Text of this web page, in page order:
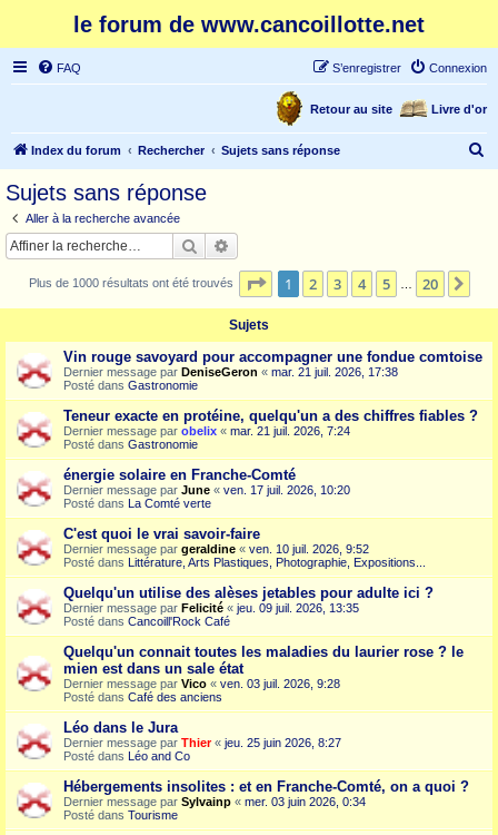
le forum de www.cancoillotte.net
FAQ Connexion
S’enregistrer
Livre d'or
Retour au site
Index du forum Rechercher Sujets sans réponse
c
Sujets sans réponse
Aller à la recherche avancée
Rechercher
Plus de 1000 résultats ont été trouvés Page 1sur20
1 2 3 4 5 20
Sujets
Vin rouge savoyard pour accompagner une fondue comtoise
Dernier message par DeniseGeron « mar. 21 juil. 2026, 17:38
Posté dans Gastronomie
Teneur exacte en protéine, quelqu'un a des chiffres fiables ?
Dernier message par obelix « mar. 21 juil. 2026, 7:24
Posté dans Gastronomie
énergie solaire en Franche-Comté
Dernier message par June « ven. 17 juil. 2026, 10:20
Posté dans La Comté verte
C'est quoi le vrai savoir-faire
Dernier message par geraldine « ven. 10 juil. 2026, 9:52
Posté dans Littérature, Arts Plastiques, Photographie, Expositions...
Quelqu'un utilise des alèses jetables pour adulte ici ?
Dernier message par Felicité « jeu. 09 juil. 2026, 13:35
Posté dans Cancoill'Rock Café
Quelqu'un connait toutes les maladies du laurier rose ? le
mien est dans un sale état
Dernier message par Vico « ven. 03 juil. 2026, 9:28
Posté dans Café des anciens
Léo dans le Jura
Dernier message par Thier« jeu. 25 juin 2026, 8:27
Posté dans Léo and Co
Hébergements insolites : et en Franche-Comté, on a quoi ?
Dernier message par Sylvainp « mer. 03 juin 2026, 0:34
Posté dans Tourisme